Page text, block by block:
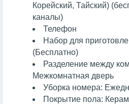
Корейский, Тайский)
каналы)
Телефон
Набор для
(Бесплатно)
Разделение между
Межкомнатная дверь
Уборка номера:
Покрытие пола: